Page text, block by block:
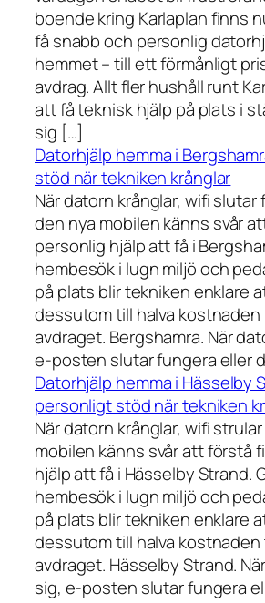
boende kring Karlaplan finns
få snabb och personlig
hemmet – till ett förmånligt
avdrag. Allt fler hushåll runt
att få teknisk hjälp på plats i
sig […]
Datorhjälp hemma i
stöd när tekniken krånglar
När datorn krånglar, wifi slutar
den nya mobilen känns svår
personlig hjälp att få i
hembesök i lugn miljö och
på plats blir tekniken enklare
dessutom till halva kostnaden
avdraget. Bergshamra. När
e-posten slutar fungera eller
Datorhjälp hemma i Hässelby
personligt stöd när tekniken
När datorn krånglar, wifi
mobilen känns svår att förstå
hjälp att få i Hässelby Strand.
hembesök i lugn miljö och
på plats blir tekniken enklare
dessutom till halva kostnaden
avdraget. Hässelby Strand.
sig, e-posten slutar fungera